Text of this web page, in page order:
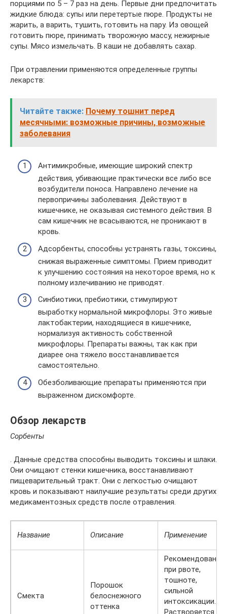
порциями по 5 – 7 раз на день. Первые дни предпочитать
жидкие блюда: супы или перетертые пюре. Продукты не
жарить, а варить, тушить, готовить на пару. Из овощей
готовить пюре, принимать творожную массу, нежирные
супы. Мясо измельчать. В каши не добавлять сахар.
При отравлении применяются определенные группы
лекарств:
Читайте также: Почему тошнит перед
месячными: возможные причины, возможные
заболевания
Антимикробные, имеющие широкий спектр
действия, убивающие практически все либо все
возбудители поноса. Направлено лечение на
первопричины заболевания. Действуют в
кишечнике, не оказывая системного действия. В
сам кишечник не всасываются, не проникают в
кровь.
Адсорбенты, способны устранять газы, токсины,
снижая выраженные симптомы. Прием приводит
к улучшению состояния на некоторое время, но к
полному излечиванию не приводят.
Синбиотики, пребиотики, стимулируют
выработку нормальной микрофлоры. Это живые
лактобактерии, находящиеся в кишечнике,
нормализуя активность собственной
микрофлоры. Препараты важны, так как при
диарее она тяжело восстанавливается
самостоятельно.
Обезболивающие препараты применяются при
выраженном дискомфорте.
Обзор лекарств
Сорбенты
. Данные средства способны выводить токсины и шлаки.
Они очищают стенки кишечника, восстанавливают
пищеварительный тракт. Они с легкостью очищают
кровь и показывают наилучшие результаты среди других
медикаментозных средств после отравления.
Название Описание Применение
Смекта
Порошок
белоснежного
оттенка
Рекомендовано
при рвоте,
тошноте,
сильной
интоксикации.
Растворяется в